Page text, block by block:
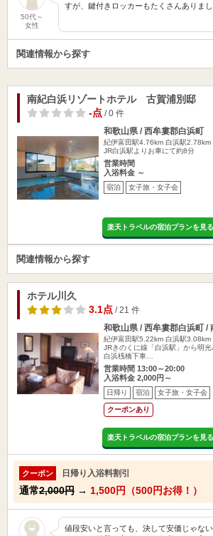
50代～
女性
すが、鍵付きロッカーもたくさんありま
関連情報から探す
南紀白浜リゾートホテル 古賀浦別邸
-点/ 0 件
和歌山県 / 西牟婁郡白浜町
紀伊富田駅4.76km 白浜駅2.78km
JR白浜駅よりお車にて約8分
営業時間
入浴料金 ～
宿泊 女子旅・女子会
楽天トラベルの宿泊プランを見る
関連情報から探す
ホテル川久
3.1点/ 21 件
和歌山県 / 西牟婁郡白浜町 /
紀伊富田駅5.22km 白浜駅3.08km
JRきのくに線「白浜駅」から明光
白浜桟橋下車…
営業時間 13:00～20:00
入浴料金 2,000円～
日帰り 宿泊 女子旅・女子会
クーポンあり
楽天トラベルの宿泊プランを見る
クーポン 日帰り入浴料割引
通常2,000円 → 1,500円（500円お得！）
値段安いと言っても、決して安価じゃな